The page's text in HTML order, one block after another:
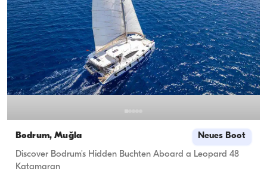
Bodrum, Muğla Neues Boot
Discover Bodrum's Hidden Buchten Aboard a Leopard 48
Katamaran